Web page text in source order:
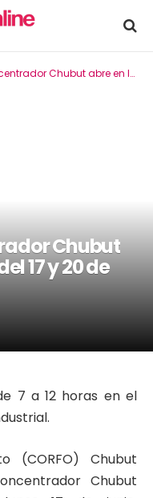
abre en los feriados del 17 y 20 de junio
Chubut
17 y 20 de
7 a 12 horas en el
(CORFO) Chubut
Chubut